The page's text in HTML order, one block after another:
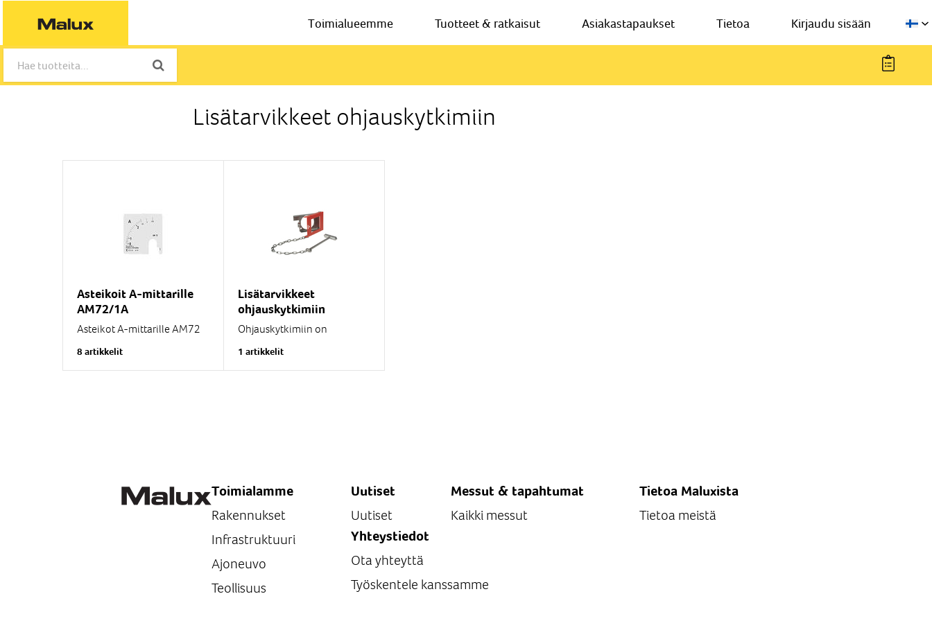
Toimialueemme Tuotteet & ratkaisut Asiakastapaukset Tietoa Kirjaudu sisään
Lisätarvikkeet ohjauskytkimiin
Asteikoit A-mittarille
AM72/1A
Asteikot A-mittarille AM72
Skaalat 0/4-20mA
8 artikkelit
Lisätarvikkeet
ohjauskytkimiin
Ohjauskytkimiin on
lisätarvikkeita mm.
suojakaulusta, painikesuojaa
1 artikkelit
Toimialamme
Rakennukset
Infrastruktuuri
Ajoneuvo
Teollisuus
Uutiset
Uutiset
Messut & tapahtumat
Kaikki messut
Tietoa Maluxista
Tietoa meistä
Yhteystiedot
Ota yhteyttä
Työskentele kanssamme